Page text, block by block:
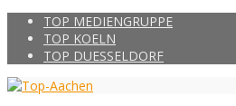
TOP MEDIENGRUPPE
TOP KOELN
TOP DUESSELDORF